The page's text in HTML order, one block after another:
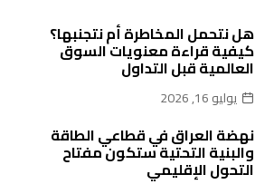
هل نتحمل المخاطرة أم نتجنبها؟
كيفية قراءة معنويات السوق
العالمية قبل التداول
يوليو 16, 2026
نهضة العراق في قطاعي الطاقة
والبنية التحتية ستكون مفتاح
التحول الإقليمي